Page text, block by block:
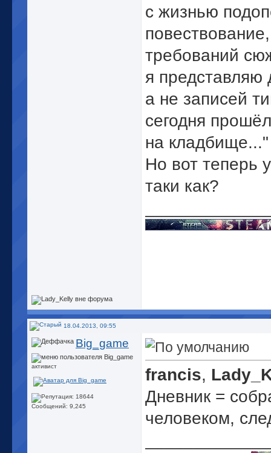
с жизнью
требований
я представляю
а не записей
сегодня
на кладбище..."
Но вот теперь
таки как?
18.04.2013, 09:55
Big_game
активист
Сообщений: 9,245
francis,
Дневник =
человеком,